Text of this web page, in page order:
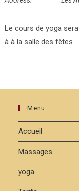
Le cours de yoga
à à la salle des fêtes.
Menu
Accueil
Massages
yoga